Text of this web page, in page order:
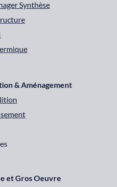
Synthèse
& Aménagement
et Gros Oeuvre